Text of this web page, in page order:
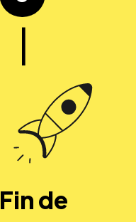
|
Fin de